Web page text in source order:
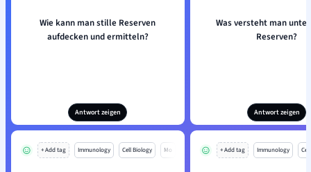
Wie kann man stille Reserven
aufdecken und ermitteln?
Antwort zeigen
Was versteht man
Reserven?
Antwort zeigen
+ Add tag Immunology Cell Biology Mo + Add tag Immunology